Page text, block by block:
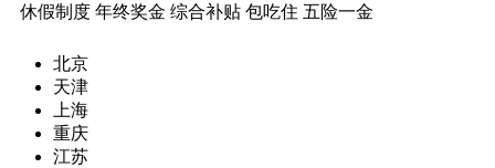
休假制度 年终奖金 综合补贴 包吃住 五险一金
北京
天津
上海
重庆
江苏